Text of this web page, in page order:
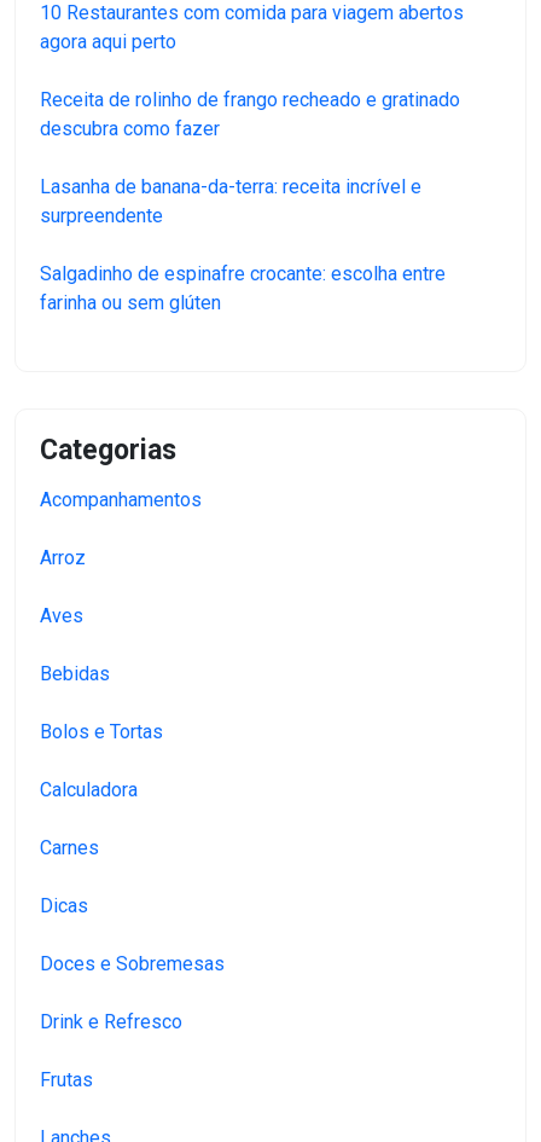
10 Restaurantes com comida para viagem abertos
agora aqui perto
Receita de rolinho de frango recheado e gratinado
descubra como fazer
Lasanha de banana-da-terra: receita incrível e
surpreendente
Salgadinho de espinafre crocante: escolha entre
farinha ou sem glúten
Categorias
Acompanhamentos
Arroz
Aves
Bebidas
Bolos e Tortas
Calculadora
Carnes
Dicas
Doces e Sobremesas
Drink e Refresco
Frutas